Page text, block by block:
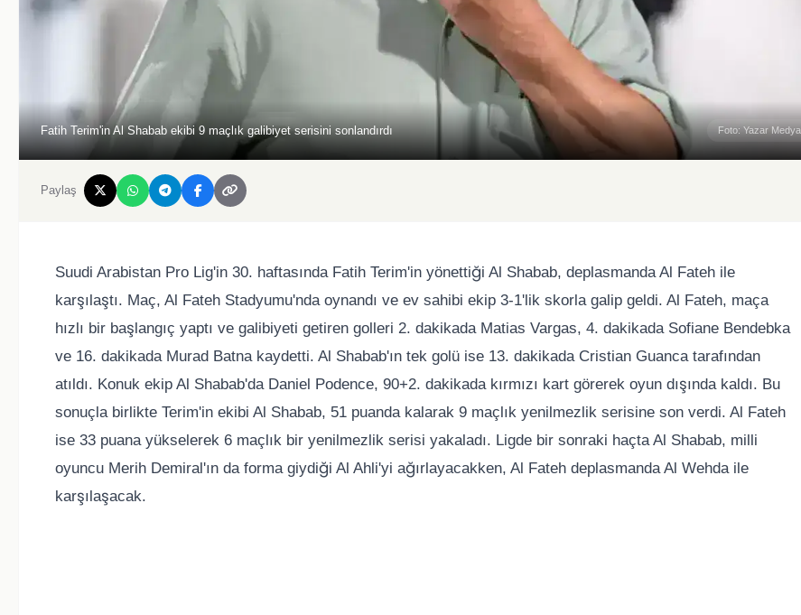
Fatih Terim'in Al Shabab ekibi 9 maçlık galibiyet serisini sonlandırdı Foto: Yazar Medya
Paylaş
Suudi Arabistan Pro Lig'in 30. haftasında Fatih Terim'in yönettiği Al Shabab, deplasmanda Al Fateh ile
karşılaştı. Maç, Al Fateh Stadyumu'nda oynandı ve ev sahibi ekip 3-1'lik skorla galip geldi. Al Fateh, maça
hızlı bir başlangıç yaptı ve galibiyeti getiren golleri 2. dakikada Matias Vargas, 4. dakikada Sofiane Bendebka
ve 16. dakikada Murad Batna kaydetti. Al Shabab'ın tek golü ise 13. dakikada Cristian Guanca tarafından
atıldı. Konuk ekip Al Shabab'da Daniel Podence, 90+2. dakikada kırmızı kart görerek oyun dışında kaldı. Bu
sonuçla birlikte Terim'in ekibi Al Shabab, 51 puanda kalarak 9 maçlık yenilmezlik serisine son verdi. Al Fateh
ise 33 puana yükselerek 6 maçlık bir yenilmezlik serisi yakaladı. Ligde bir sonraki haçta Al Shabab, milli
oyuncu Merih Demiral'ın da forma giydiği Al Ahli'yi ağırlayacakken, Al Fateh deplasmanda Al Wehda ile
karşılaşacak.